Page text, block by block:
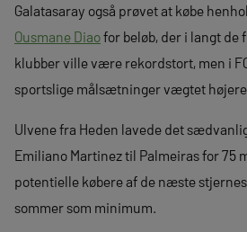
Galatasaray også prøvet at købe
Ousmane Diaofor beløb, der i langt de
klubber ville være rekordstort, men i
sportslige målsætninger vægtet højere
Ulvene fra Heden lavede det
Emiliano Martinez til Palmeiras for 75
potentielle købere af de næste
sommer som minimum.